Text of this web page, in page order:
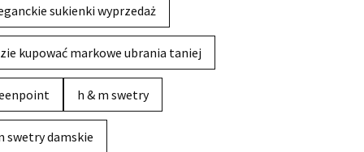
sukienki wyprzedaż
kupować markowe ubrania taniej
h & m swetry
swetry damskie